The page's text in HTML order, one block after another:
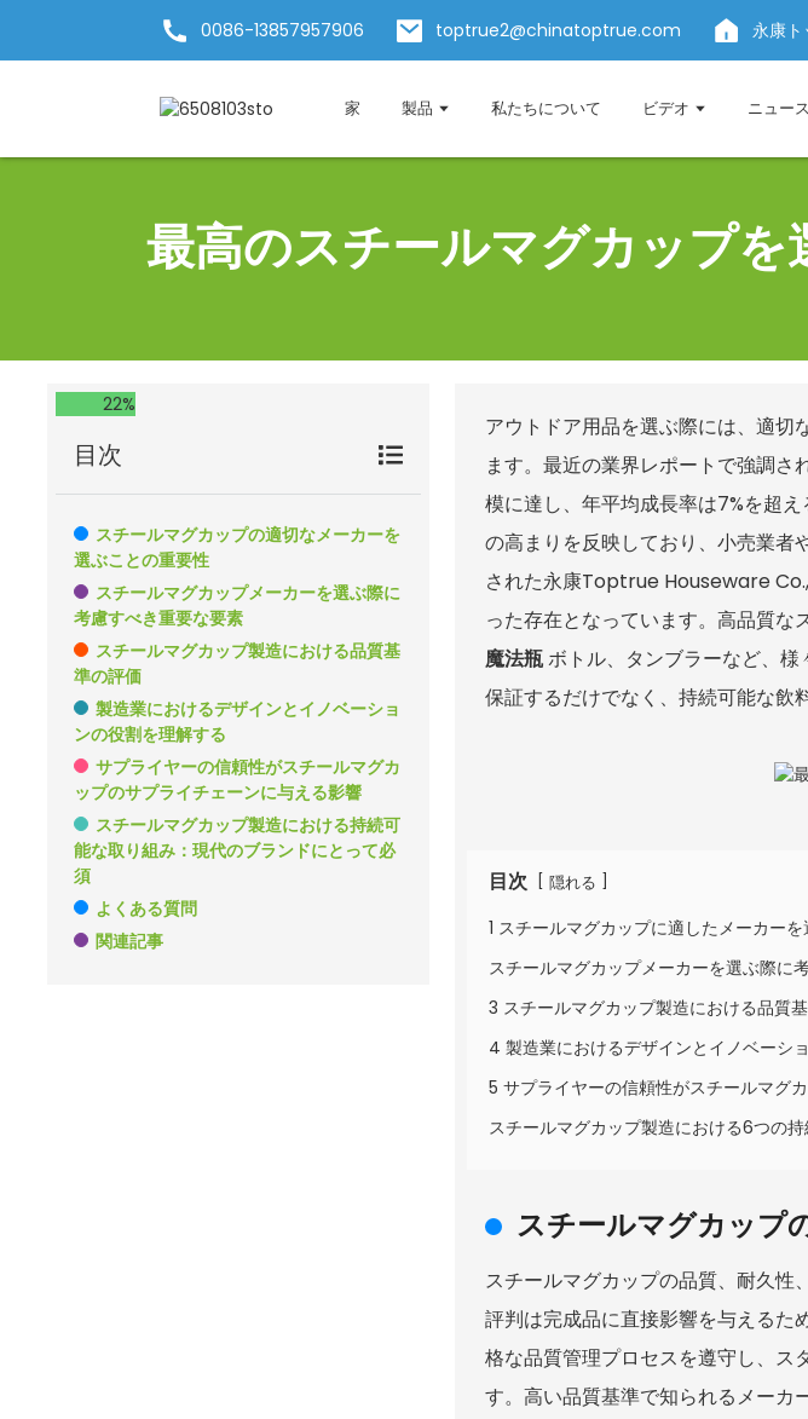
0086-13857957906 toptrue2@chinatoptrue.com 永康
家 製品 私たちについて ビデオ ニュース
最高のスチールマグカップ
22%
目次
スチールマグカップの適切なメーカーを
選ぶことの重要性
スチールマグカップメーカーを選ぶ際に
考慮すべき重要な要素
スチールマグカップ製造における品質基
準の評価
製造業におけるデザインとイノベーショ
ンの役割を理解する
サプライヤーの信頼性がスチールマグカ
ップのサプライチェーンに与える影響
スチールマグカップ製造における持続可
能な取り組み：現代のブランドにとって必
須
よくある質問
関連記事
アウトドア用品を選ぶ際には、適切
ます。最近の業界レポートで強調
模に達し、年平均成長率は7%を超
の高まりを反映しており、小売業
された永康Toptrue Houseware
った存在となっています。高品質な
魔法瓶ボトル、タンブラーなど、
保証するだけでなく、持続可能な飲
目次 隠れる
1 スチールマグカップに適したメーカー
スチールマグカップメーカーを選ぶ際に
3 スチールマグカップ製造における品質
4 製造業におけるデザインとイノベーシ
5 サプライヤーの信頼性がスチールマグ
スチールマグカップ製造における6つの
スチールマグカップ
スチールマグカップの品質、耐久性
評判は完成品に直接影響を与えるた
格な品質管理プロセスを遵守し、ス
す。高い品質基準で知られるメーカ